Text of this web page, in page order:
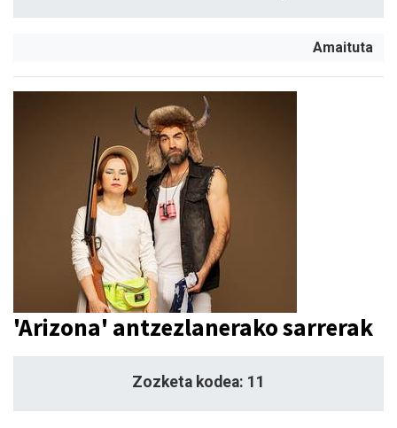
Amaituta
'Arizona' antzezlanerako sarrerak
Zozketa kodea: 11